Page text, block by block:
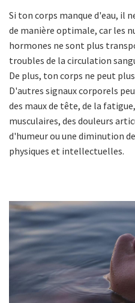
Si ton corps manque d'eau, il
de manière optimale, car les
hormones ne sont plus
troubles de la circulation
De plus, ton corps ne peut
D'autres signaux corporels
des maux de tête, de la
musculaires, des douleurs
d'humeur ou une diminution
physiques et intellectuelles.